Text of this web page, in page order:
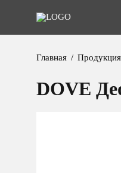
Главная Продукция
DOVE